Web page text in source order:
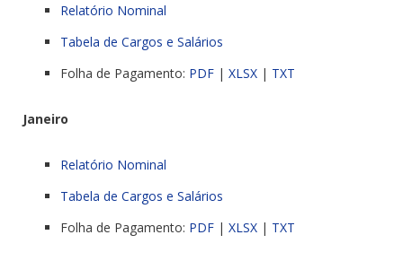
Relatório Nominal
Tabela de Cargos e Salários
Folha de Pagamento: PDF | XLSX | TXT
Janeiro
Relatório Nominal
Tabela de Cargos e Salários
Folha de Pagamento: PDF | XLSX | TXT